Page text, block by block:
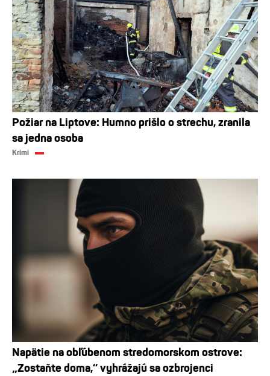
Požiar na Liptove: Humno prišlo o strechu, zranila
sa jedna osoba
Krimi
Napätie na obľúbenom stredomorskom ostrove:
„Zostaňte doma,“ vyhrážajú sa ozbrojenci